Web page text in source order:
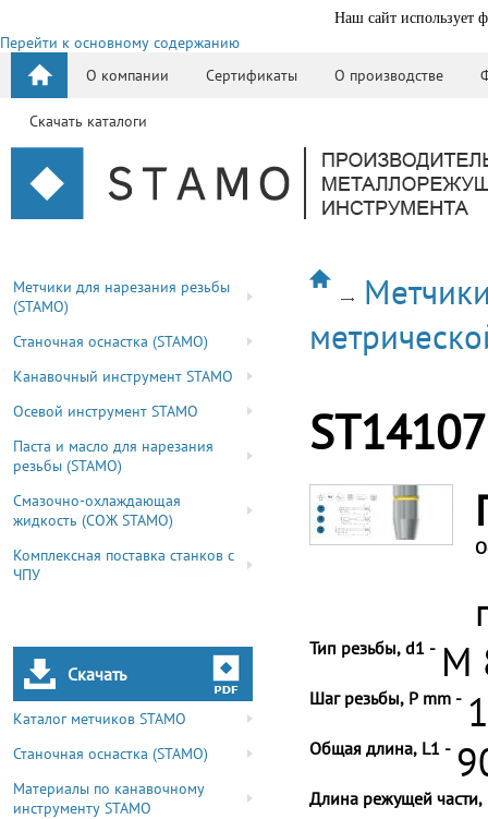
Наш сайт использует
Перейти к основному содержанию
О компании
Сертификаты О производстве
Скачать каталоги
Метчики для нарезания резьбы
(STAMO)
Станочная оснастка (STAMO)
Канавочный инструмент STAMO
Осевой инструмент STAMO
Паста и масло для нарезания
резьбы (STAMO)
Смазочно-охлаждающая
жидкость (СОЖ STAMO)
Комплексная поставка станков с
ЧПУ
Скачать
Каталог метчиков STAMO
Станочная оснастка (STAMO)
Материалы по канавочному
инструменту STAMO
Тип резьбы, d1 - M
Шаг резьбы, P mm -
Общая длина, L1 -
Длина режущей части,